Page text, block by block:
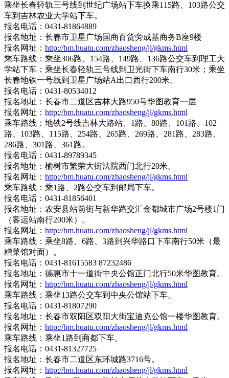
乘坐长春轻轨三号线到世纪广场站下车换乘115路、103路公交
车到吉林农业大学站下车。
报名电话：0431-81864889
报名地址：长春市卫星广场国商百货旁成基商务B座9楼
报名网址： http://bm.huatu.com/zhaosheng/jl/gkms.html
乘车路线：乘坐306路、154路、149路、136路公交车到理工大
学站下车；乘坐长春轻轨三号线到卫光街下车南行30米；乘坐
长春地铁一号线到卫星广场站A出口西行200米。
报名电话：0431-80534012
报名地址：长春市二道区吉林大路950号华图教育一层
报名网址： http://bm.huatu.com/zhaosheng/jl/gkms.html
乘车路线：地铁2号线吉林大路站、1路、80路、101路、102
路、103路、115路、254路、265路、269路、281路、283路、
286路、301路、361路。
报名电话：0431-89789345
报名地址：榆树市繁荣大街法院西门北行20米。
报名网址： http://bm.huatu.com/zhaosheng/jl/gkms.html
乘车路线：乘1路、2路公交车到邮局下车。
报名电话：0431-81856401
报名地址：农安县站前街与新华路交汇金都城市广场2号楼1门
（客运站南行200米）。
报名网址： http://bm.huatu.com/zhaosheng/jl/gkms.html
乘车路线：乘坐8路、6路、3路到兴华路口下车南行50米（最
糟菜馆对面）。
报名电话：0431-81615583 87232486
报名地址：德惠市十一道街中央公馆正门北行50米华图教育。
报名网址： http://bm.huatu.com/zhaosheng/jl/gkms.html
乘车路线：乘坐13路公交车到中央公馆站下车。
报名电话：0431-81807290
报名地址：长春市双阳区双阳大街宝迪克公馆一楼华图教育。
报名网址： http://bm.huatu.com/zhaosheng/jl/gkms.html
乘车路线：乘坐1路到商都下车。
报名电话：0431-81327725
报名地址：长春市二道区东环城路3716号。
报名网址： http://bm.huatu.com/zhaosheng/jl/gkms.html